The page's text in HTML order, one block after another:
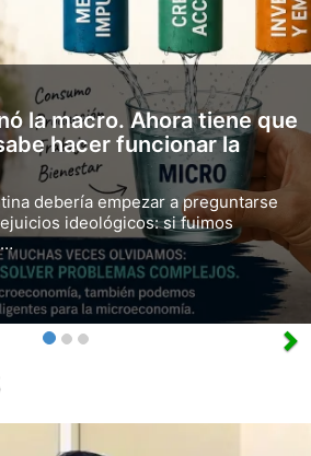
la macro. Ahora tiene que
hacer funcionar la
debería empezar a preguntarse
ideológicos: si fuimos